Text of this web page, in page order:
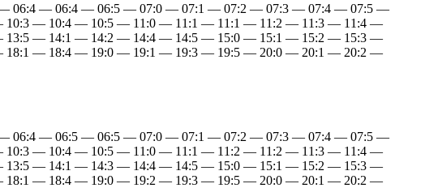
06:4 — 06:4 — 06:5 — 07:0 — 07:1 — 07:2 — 07:3 — 07:4 — 07:5 —
— 10:4 — 10:5 — 11:0 — 11:1 — 11:1 — 11:2 — 11:3 — 11:4 —
— 14:1 — 14:2 — 14:4 — 14:5 — 15:0 — 15:1 — 15:2 — 15:3 —
— 18:4 — 19:0 — 19:1 — 19:3 — 19:5 — 20:0 — 20:1 — 20:2 —
06:4 — 06:5 — 06:5 — 07:0 — 07:1 — 07:2 — 07:3 — 07:4 — 07:5 —
— 10:4 — 10:5 — 11:0 — 11:1 — 11:2 — 11:2 — 11:3 — 11:4 —
— 14:1 — 14:3 — 14:4 — 14:5 — 15:0 — 15:1 — 15:2 — 15:3 —
— 18:4 — 19:0 — 19:2 — 19:3 — 19:5 — 20:0 — 20:1 — 20:2 —